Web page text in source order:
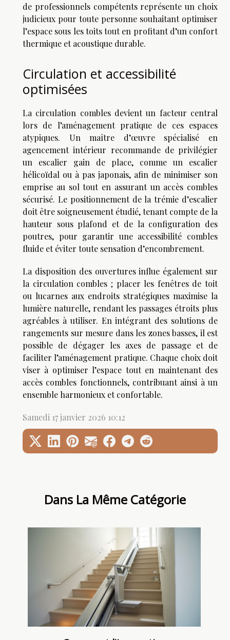
Dans La Même Catégorie
de professionnels compétents représente un choix
judicieux pour toute personne souhaitant optimiser
l’espace sous les toits tout en profitant d’un confort
thermique et acoustique durable.
Circulation et accessibilité
optimisées
La circulation combles devient un facteur central
lors de l’aménagement pratique de ces espaces
atypiques. Un maître d’œuvre spécialisé en
agencement intérieur recommande de privilégier
un escalier gain de place, comme un escalier
hélicoïdal ou à pas japonais, afin de minimiser son
emprise au sol tout en assurant un accès combles
sécurisé. Le positionnement de la trémie d’escalier
doit être soigneusement étudié, tenant compte de la
hauteur sous plafond et de la configuration des
poutres, pour garantir une accessibilité combles
fluide et éviter toute sensation d’encombrement.
La disposition des ouvertures influe également sur
la circulation combles ; placer les fenêtres de toit
ou lucarnes aux endroits stratégiques maximise la
lumière naturelle, rendant les passages étroits plus
agréables à utiliser. En intégrant des solutions de
rangements sur mesure dans les zones basses, il est
possible de dégager les axes de passage et de
faciliter l’aménagement pratique. Chaque choix doit
viser à optimiser l’espace tout en maintenant des
accès combles fonctionnels, contribuant ainsi à un
ensemble harmonieux et confortable.
Samedi 17 janvier 2026 10:12